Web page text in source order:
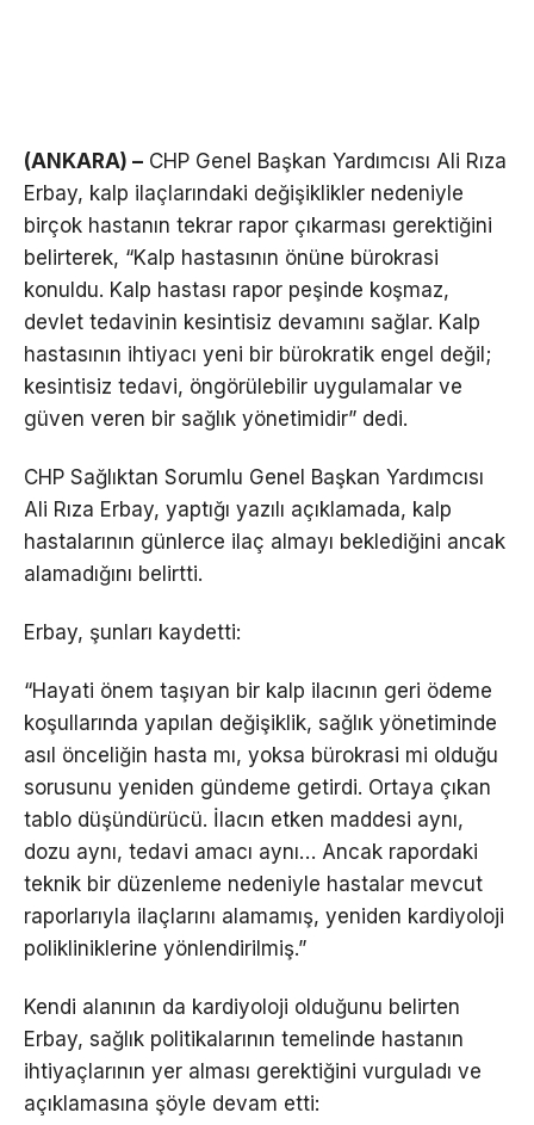
(ANKARA) – CHP Genel Başkan Yardımcısı Ali Rıza
Erbay, kalp ilaçlarındaki değişiklikler nedeniyle
birçok hastanın tekrar rapor çıkarması gerektiğini
belirterek, “Kalp hastasının önüne bürokrasi
konuldu. Kalp hastası rapor peşinde koşmaz,
devlet tedavinin kesintisiz devamını sağlar. Kalp
hastasının ihtiyacı yeni bir bürokratik engel değil;
kesintisiz tedavi, öngörülebilir uygulamalar ve
güven veren bir sağlık yönetimidir” dedi.
CHP Sağlıktan Sorumlu Genel Başkan Yardımcısı
Ali Rıza Erbay, yaptığı yazılı açıklamada, kalp
hastalarının günlerce ilaç almayı beklediğini ancak
alamadığını belirtti.
Erbay, şunları kaydetti:
“Hayati önem taşıyan bir kalp ilacının geri ödeme
koşullarında yapılan değişiklik, sağlık yönetiminde
asıl önceliğin hasta mı, yoksa bürokrasi mi olduğu
sorusunu yeniden gündeme getirdi. Ortaya çıkan
tablo düşündürücü. İlacın etken maddesi aynı,
dozu aynı, tedavi amacı aynı… Ancak rapordaki
teknik bir düzenleme nedeniyle hastalar mevcut
raporlarıyla ilaçlarını alamamış, yeniden kardiyoloji
polikliniklerine yönlendirilmiş.”
Kendi alanının da kardiyoloji olduğunu belirten
Erbay, sağlık politikalarının temelinde hastanın
ihtiyaçlarının yer alması gerektiğini vurguladı ve
açıklamasına şöyle devam etti: